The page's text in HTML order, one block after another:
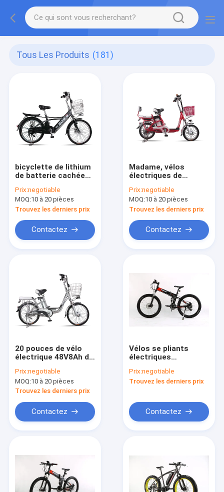
Tous Les Produits (181)
bicyclette de lithium
de batterie cachée
piles pour des
adultes
Prix:negotiable
MOQ:10 à 20 pièces
Trouvez les derniers prix
Contactez
Madame, vélos
électriques de
d'étudiants petits
avec la boîte de
batterie démontable
Prix:negotiable
MOQ:10 à 20 pièces
Trouvez les derniers prix
Contactez
20 pouces de vélo
électrique 48V8Ah de
banlieusard à piles de
ruban
Prix:negotiable
MOQ:10 à 20 pièces
Trouvez les derniers prix
Contactez
Vélos se pliants
électriques
électriques de
sécurité de
Prix:negotiable
Trouvez les derniers prix
Contactez